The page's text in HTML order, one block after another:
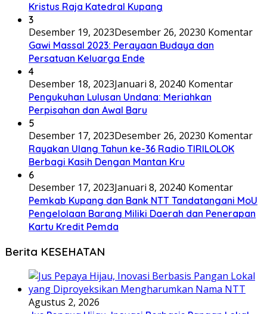
Kristus Raja Katedral Kupang
3
Desember 19, 2023Desember 26, 20230 Komentar
Gawi Massal 2023: Perayaan Budaya dan
Persatuan Keluarga Ende
4
Desember 18, 2023Januari 8, 20240 Komentar
Pengukuhan Lulusan Undana: Meriahkan
Perpisahan dan Awal Baru
5
Desember 17, 2023Desember 26, 20230 Komentar
Rayakan Ulang Tahun ke-36 Radio TIRILOLOK
Berbagi Kasih Dengan Mantan Kru
6
Desember 17, 2023Januari 8, 20240 Komentar
Pemkab Kupang dan Bank NTT Tandatangani MoU
Pengelolaan Barang Miliki Daerah dan Penerapan
Kartu Kredit Pemda
Berita KESEHATAN
Agustus 2, 2026